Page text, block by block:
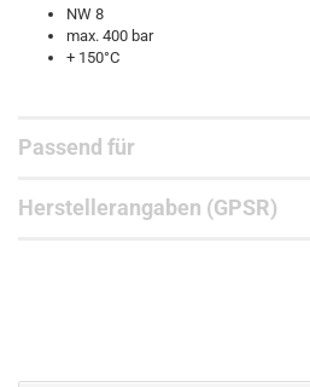
NW 8
max. 400 bar
+ 150°C
Passend für
Herstellerangaben (GPSR)